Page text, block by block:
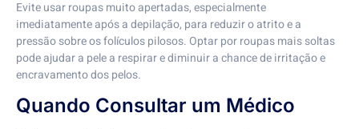
Evite usar roupas muito apertadas, especialmente
imediatamente após a depilação, para reduzir o atrito e a
pressão sobre os folículos pilosos. Optar por roupas mais soltas
pode ajudar a pele a respirar e diminuir a chance de irritação e
encravamento dos pelos.
Quando Consultar um Médico